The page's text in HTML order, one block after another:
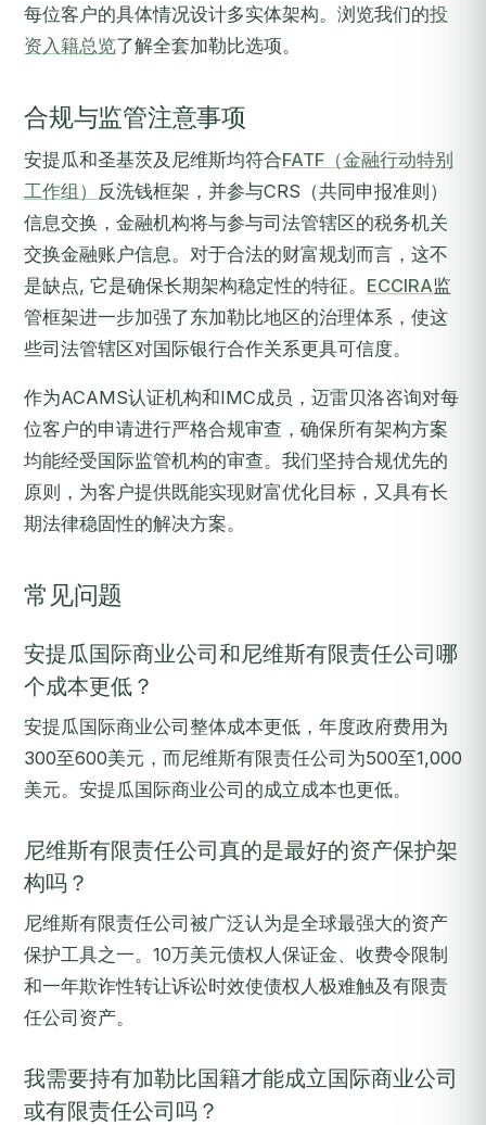
每位客户的具体情况设计多实体架构。浏览我们的投
资入籍总览了解全套加勒比选项。
合规与监管注意事项
安提瓜和圣基茨及尼维斯均符合FATF（金融行动特别
工作组） 反洗钱框架，并参与CRS（共同申报准则）
信息交换，金融机构将与参与司法管辖区的税务机关
交换金融账户信息。对于合法的财富规划而言，这不
是缺点, 它是确保长期架构稳定性的特征。 ECCIRA监
管框架进一步加强了东加勒比地区的治理体系，使这
些司法管辖区对国际银行合作关系更具可信度。
作为ACAMS认证机构和IMC成员，迈雷贝洛咨询对每
位客户的申请进行严格合规审查，确保所有架构方案
均能经受国际监管机构的审查。我们坚持合规优先的
原则，为客户提供既能实现财富优化目标，又具有长
期法律稳固性的解决方案。
常见问题
安提瓜国际商业公司和尼维斯有限责任公司哪
个成本更低？
安提瓜国际商业公司整体成本更低，年度政府费用为
300至600美元，而尼维斯有限责任公司为500至1,000
美元。安提瓜国际商业公司的成立成本也更低。
尼维斯有限责任公司真的是最好的资产保护架
构吗？
尼维斯有限责任公司被广泛认为是全球最强大的资产
保护工具之一。10万美元债权人保证金、收费令限制
和一年欺诈性转让诉讼时效使债权人极难触及有限责
任公司资产。
我需要持有加勒比国籍才能成立国际商业公司
或有限责任公司吗？